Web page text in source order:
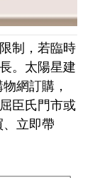
制，若臨時
。太陽星建
網訂購，
臣氏門市或
立即帶